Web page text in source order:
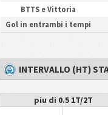
BTTS e Vittoria
Gol in entrambi i tempi
INTERVALLO (HT)
piu di 0.5 1T/2T